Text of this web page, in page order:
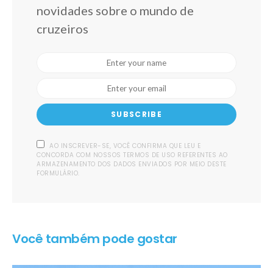
novidades sobre o mundo de
cruzeiros
SUBSCRIBE
AO INSCREVER-SE, VOCÊ CONFIRMA QUE LEU E
CONCORDA COM NOSSOS TERMOS DE USO REFERENTES AO
ARMAZENAMENTO DOS DADOS ENVIADOS POR MEIO DESTE
FORMULÁRIO.
Você também pode gostar